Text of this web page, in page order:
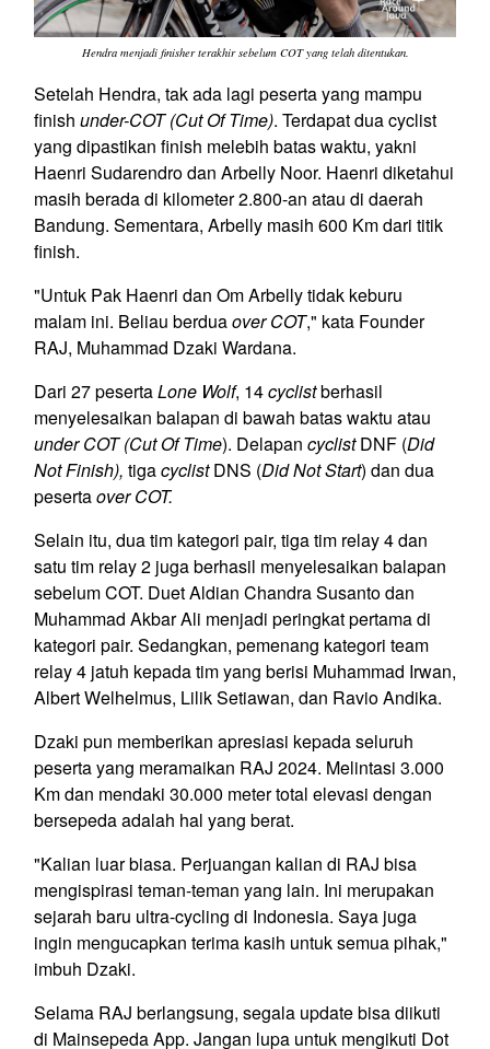
Hendra menjadi finisher terakhir sebelum COT yang telah ditentukan.
Setelah Hendra, tak ada lagi peserta yang mampu
finish under-COT (Cut Of Time). Terdapat dua cyclist
yang dipastikan finish melebih batas waktu, yakni
Haenri Sudarendro dan Arbelly Noor. Haenri diketahui
masih berada di kilometer 2.800-an atau di daerah
Bandung. Sementara, Arbelly masih 600 Km dari titik
finish.
"Untuk Pak Haenri dan Om Arbelly tidak keburu
malam ini. Beliau berduaover COT," kata Founder
RAJ, Muhammad Dzaki Wardana.
Dari 27 pesertaLone Wolf, 14cyclistberhasil
menyelesaikan balapan di bawah batas waktu atau
under COT (Cut Of Time). Delapan cyclistDNF (Did
Not Finish), tigacyclistDNS (Did Not Start) dan dua
pesertaover COT.
Selain itu, dua tim kategori pair, tiga tim relay 4 dan
satu tim relay 2 juga berhasil menyelesaikan balapan
sebelum COT. Duet Aldian Chandra Susanto dan
Muhammad Akbar Ali menjadi peringkat pertama di
kategori pair. Sedangkan, pemenang kategori team
relay 4 jatuh kepada tim yang berisi Muhammad Irwan,
Albert Welhelmus, Lilik Setiawan, dan Ravio Andika.
Dzaki pun memberikan apresiasi kepada seluruh
peserta yang meramaikan RAJ 2024. Melintasi 3.000
Km dan mendaki 30.000 meter total elevasi dengan
bersepeda adalah hal yang berat.
"Kalian luar biasa. Perjuangan kalian di RAJ bisa
mengispirasi teman-teman yang lain. Ini merupakan
sejarah baru ultra-cycling di Indonesia. Saya juga
ingin mengucapkan terima kasih untuk semua pihak,"
imbuh Dzaki.
Selama RAJ berlangsung, segala update bisa diikuti
di Mainsepeda App. Jangan lupa untuk mengikuti Dot